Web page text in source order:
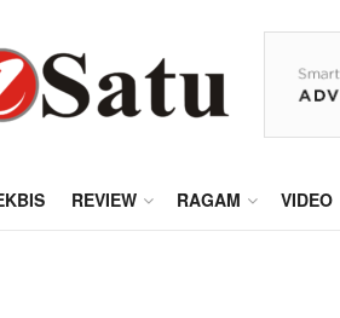
REVIEW RAGAM VIDEO